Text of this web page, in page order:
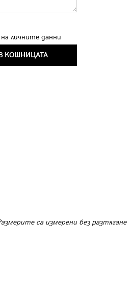
личните данни
КОШНИЦАТА
са измерени без разтягане